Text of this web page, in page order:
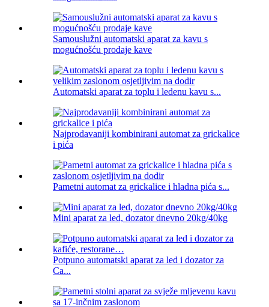
Samouslužni automatski aparat za kavu s
mogućnošću prodaje kave
Automatski aparat za toplu i ledenu kavu s...
Najprodavaniji kombinirani automat za grickalice
i pića
Pametni automat za grickalice i hladna pića s...
Mini aparat za led, dozator dnevno 20kg/40kg
Potpuno automatski aparat za led i dozator za
Ca...